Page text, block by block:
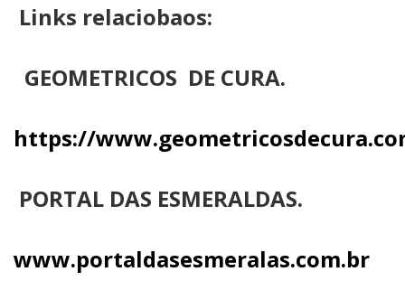
Links relaciobaos:
GEOMETRICOS DE CURA.
https://
PORTAL DAS ESMERALDAS.
www.portaldasesmeralas.com.br